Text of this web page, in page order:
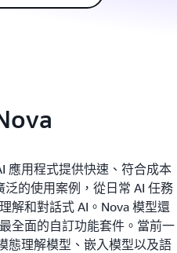
應用程式提供快速、符合成本
的使用案例，從日常 AI 任務
解和對話式 AI。Nova 模型還
全面的自訂功能套件。當前一
態理解模型、嵌入模型以及語